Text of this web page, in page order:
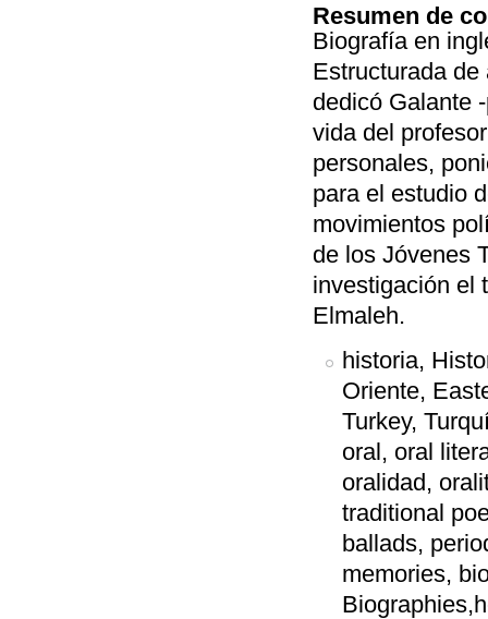
Resumen de
Biografía en
Estructurada
dedicó Galante
vida del
personales,
para el estudio
movimientos
de los Jóvenes
investigación el
Elmaleh.
historia,
Oriente,
Turkey,
oral, oral
oralidad,
traditional
ballads,
memories,